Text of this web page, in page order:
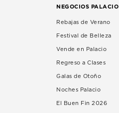
NEGOCIOS PALACIO
Rebajas de Verano
Festival de Belleza
Vende en Palacio
Regreso a Clases
Galas de Otoño
Noches Palacio
El Buen Fin 2026